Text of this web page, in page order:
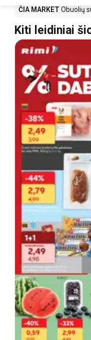
ČIA MARKET Obuolių
Kiti leidiniai